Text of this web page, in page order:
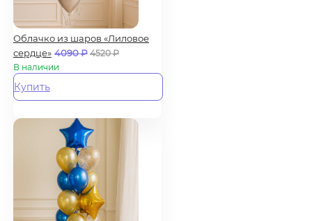
Облачко из шаров «Лиловое
сердце» 4090₽ 4520₽
В наличии
Купить